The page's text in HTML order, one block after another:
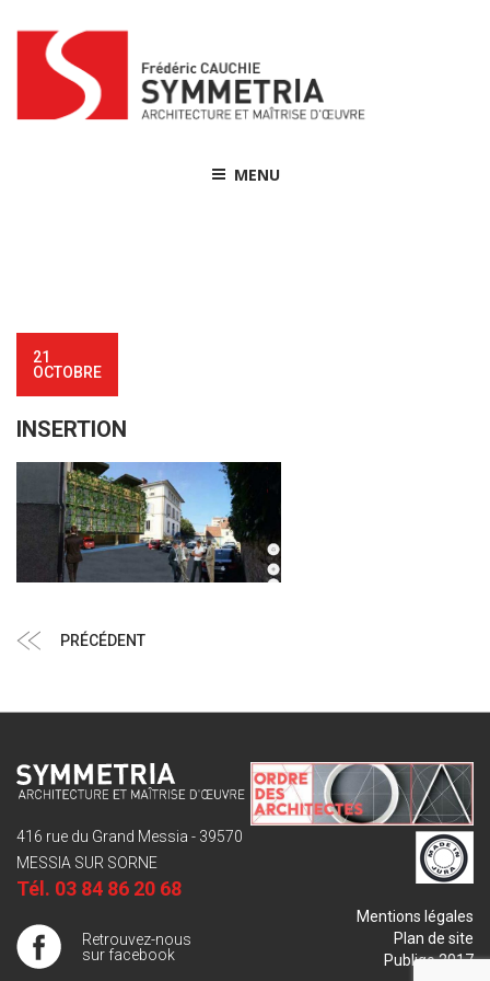
content
MENU
21
OCTOBRE
INSERTION
de
Article
PRÉCÉDENT
416 rue du Grand Messia - 39570
MESSIA SUR SORNE
Tél. 03 84 86 20 68
Retrouvez-nous
sur facebook
Mentions légales
Plan de site
Publigo 2017